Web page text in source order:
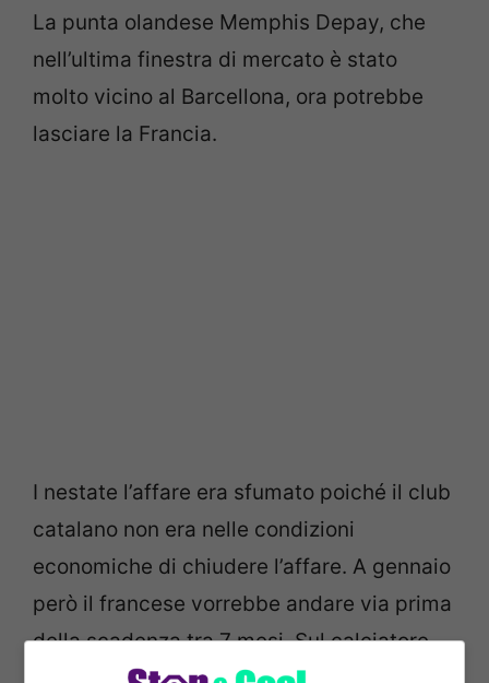
La punta olandese Memphis Depay, che
nell’ultima finestra di mercato è stato
molto vicino al Barcellona, ora potrebbe
lasciare la Francia.
I nestate l’affare era sfumato poiché il club
catalano non era nelle condizioni
economiche di chiudere l’affare. A gennaio
però il francese vorrebbe andare via prima
della scadenza tra 7 mesi. Sul calciatore,
come noto, ci sarebbe anche il Milan che